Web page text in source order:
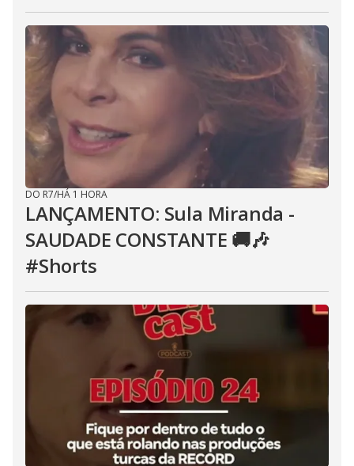
DO R7/HÁ 1 HORA
LANÇAMENTO: Sula Miranda -
SAUDADE CONSTANTE 🚚🎶
#Shorts